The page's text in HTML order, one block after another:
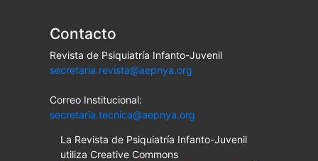
Contacto
Revista de Psiquiatría Infanto-Juvenil
secretaria.revista@aepnya.org
Correo Institucional:
secretaria.tecnica@aepnya.org
La Revista de Psiquiatría Infanto-Juvenil
utiliza Creative Commons